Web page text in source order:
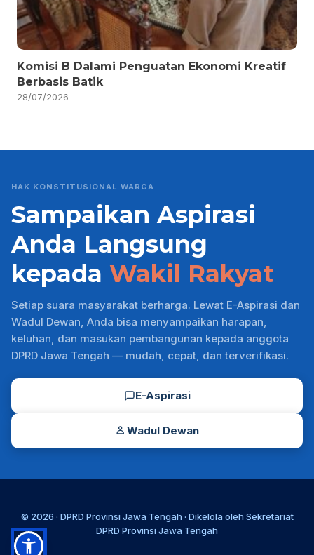
Komisi B Dalami Penguatan Ekonomi Kreatif
Berbasis Batik
28/07/2026
HAK KONSTITUSIONAL WARGA
Sampaikan Aspirasi
Anda Langsung
kepada Wakil Rakyat
Setiap suara masyarakat berharga. Lewat E-Aspirasi dan
Wadul Dewan, Anda bisa menyampaikan harapan,
keluhan, dan masukan pembangunan kepada anggota
DPRD Jawa Tengah — mudah, cepat, dan terverifikasi.
E-Aspirasi
Wadul Dewan
© 2026 · DPRD Provinsi Jawa Tengah · Dikelola oleh Sekretariat
DPRD Provinsi Jawa Tengah